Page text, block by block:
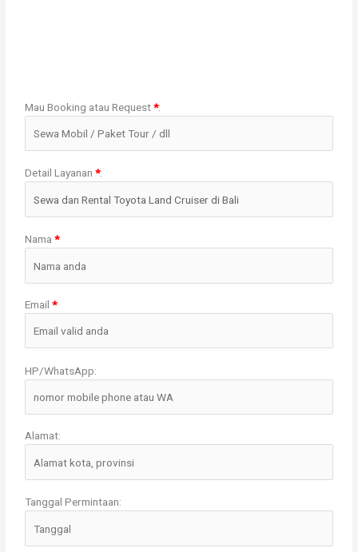
Mau Booking atau Request*:
Detail Layanan*:
Nama*
Email*
HP/WhatsApp:
Alamat:
Tanggal Permintaan: